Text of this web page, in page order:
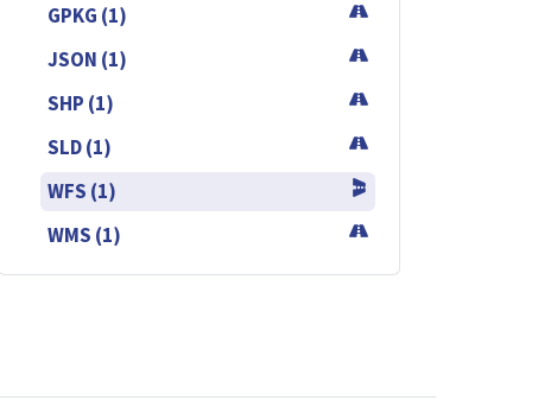
GPKG (1)
JSON (1)
SHP (1)
SLD (1)
WFS (1)
WMS (1)